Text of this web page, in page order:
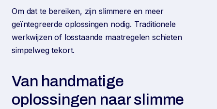
Om dat te bereiken, zijn slimmere en meer
geïntegreerde oplossingen nodig. Traditionele
werkwijzen of losstaande maatregelen schieten
simpelweg tekort.
Van handmatige
oplossingen naar slimme